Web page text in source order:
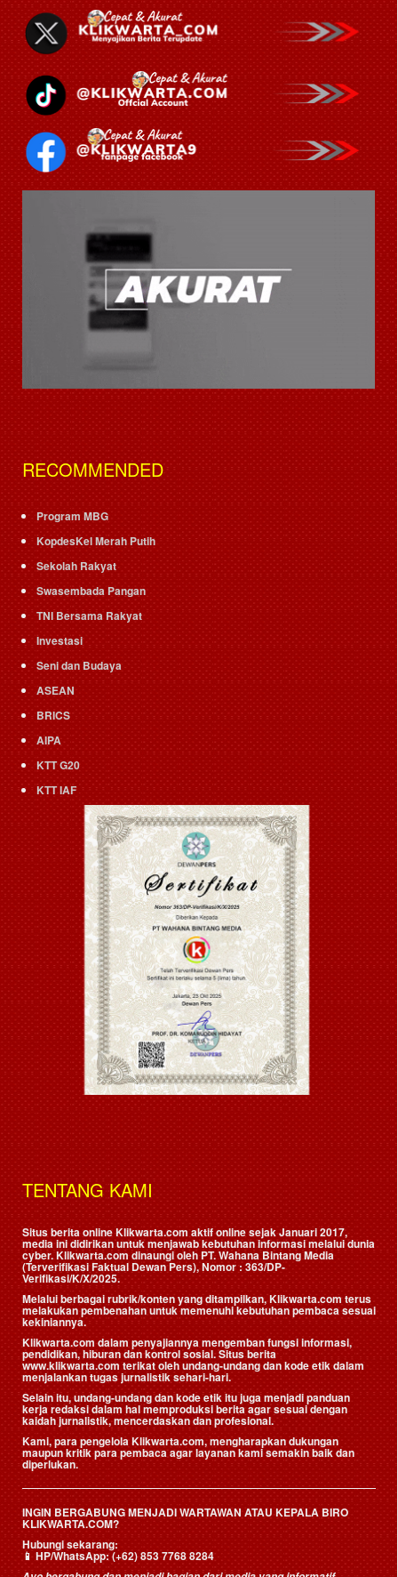
RECOMMENDED
Program MBG
KopdesKel Merah Putih
Sekolah Rakyat
Swasembada Pangan
TNI Bersama Rakyat
Investasi
Seni dan Budaya
ASEAN
BRICS
AIPA
KTT G20
KTT IAF
TENTANG KAMI
Situs berita online Klikwarta.com aktif online sejak Januari 2017,
media ini didirikan untuk menjawab kebutuhan informasi melalui dunia
cyber. Klikwarta.com dinaungi oleh PT. Wahana Bintang Media
(Terverifikasi Faktual Dewan Pers), Nomor : 363/DP-
Verifikasi/K/X/2025.
Melalui berbagai rubrik/konten yang ditampilkan, Klikwarta.com terus
melakukan pembenahan untuk memenuhi kebutuhan pembaca sesuai
kekiniannya.
Klikwarta.com dalam penyajiannya mengemban fungsi informasi,
pendidikan, hiburan dan kontrol sosial. Situs berita
www.klikwarta.com terikat oleh undang-undang dan kode etik dalam
menjalankan tugas jurnalistik sehari-hari.
Selain itu, undang-undang dan kode etik itu juga menjadi panduan
kerja redaksi dalam hal memproduksi berita agar sesuai dengan
kaidah jurnalistik, mencerdaskan dan profesional.
Kami, para pengelola Klikwarta.com, mengharapkan dukungan
maupun kritik para pembaca agar layanan kami semakin baik dan
diperlukan.
INGIN BERGABUNG MENJADI WARTAWAN ATAU KEPALA BIRO
KLIKWARTA.COM?
Hubungi sekarang:
📱HP/WhatsApp:(+62) 853 7768 8284